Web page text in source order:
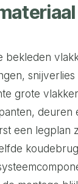
bekleden
grote
deuren
een legplan